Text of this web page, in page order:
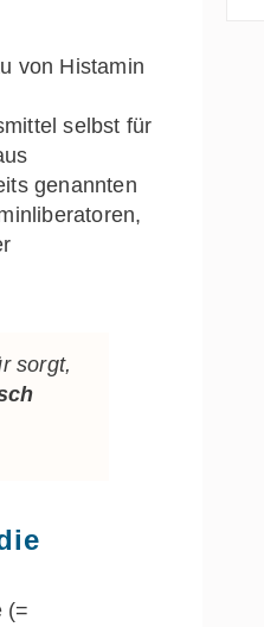
von Histamin
selbst für
genannten
sorgt,
(=